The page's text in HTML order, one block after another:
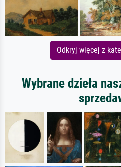
Odkryj więcej z
Wybrane dzieła